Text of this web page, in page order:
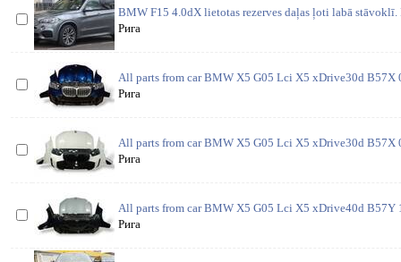
BMW F15 4.0dX lietotas rezerves daļas ļoti labā stāvoklī.
Рига
All parts from car BMW X5 G05 Lci X5 xDrive30d B57X
Рига
All parts from car BMW X5 G05 Lci X5 xDrive30d B57X
Рига
All parts from car BMW X5 G05 Lci X5 xDrive40d B57Y
Рига